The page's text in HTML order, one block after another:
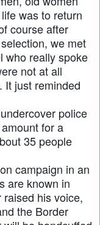
was to return
course after
we met
who really spoke
not at all
It just reminded
police
for a
35 people
campaign in an
are known in
his voice,
the Border